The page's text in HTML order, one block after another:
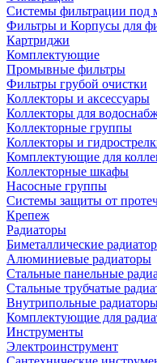
Системы фильтрации под
Фильтры и Корпусы для
Картриджи
Комплектующие
Промывные фильтры
Фильтры грубой очистки
Коллекторы и аксессуары
Коллекторы для
Коллекторные группы
Коллекторы и
Комплектующие для
Коллекторные шкафы
Насосные группы
Системы защиты от
Крепеж
Радиаторы
Биметаллические
Алюминиевые радиаторы
Стальные панельные
Стальные трубчатые
Внутрипольные
Комплектующие для
Инструменты
Электроинструмент